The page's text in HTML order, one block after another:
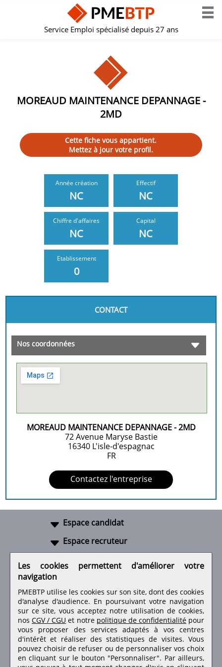
Service Emploi spécialisé depuis 27 ans
MOREAUD MAINTENANCE DEPANNAGE -
2MD
Cette fiche vous appartient.
Mettez à jour votre profil.
Année création
NC
Effectif
NC
Chiffre d'affaires
NC
Capital
NC
Etablissement
0
CONTACT
Nos coordonnées
MOREAUD MAINTENANCE DEPANNAGE - 2MD
72 Avenue Maryse Bastie
16340 L'isle-d'espagnac
FR
Contactez l'entreprise
Espace candidat
Espace recruteur
Retrouvez-nous sur les réseaux sociaux
Les cookies permettent d'améliorer votre
navigation
PMEBTP utilise les cookies sur son site, dont des cookies
d'analyse d'audience. En poursuivant votre navigation
sur ce site, vous acceptez notre utilisation de cookies,
nos CGV / CGU et notre politique de confidentialité pour
vous proposer des services adaptés à vos centres
d'intérêt et réaliser des statistiques de visites.Vous
pouvez choisir de refuser ou de personnaliser vos choix
en cliquant sur le bouton "Personnaliser". Par ailleurs,